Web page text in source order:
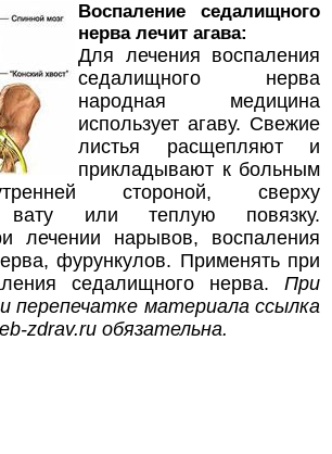
Воспаление седалищного
нерва лечит агава:
Для лечения воспаления
седалищного нерва
народная медицина
использует агаву. Свежие
листья расщепляют и
прикладывают к больным
стороной, сверху
вату или теплую повязку.
лечении нарывов, воспаления
фурункулов. Применять при
седалищного нерва. При
перепечатке материала ссылка
zdrav.ru обязательна.